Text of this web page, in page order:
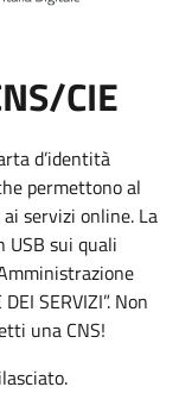
CIE
d’identità
permettono al
servizi online. La
USB sui quali
SERVIZI”. Non
una CNS!